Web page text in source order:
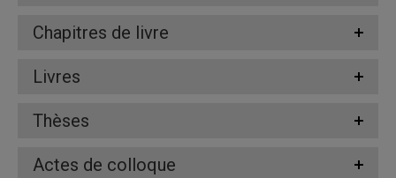
Chapitres de livre
Livres
Thèses
Actes de colloque